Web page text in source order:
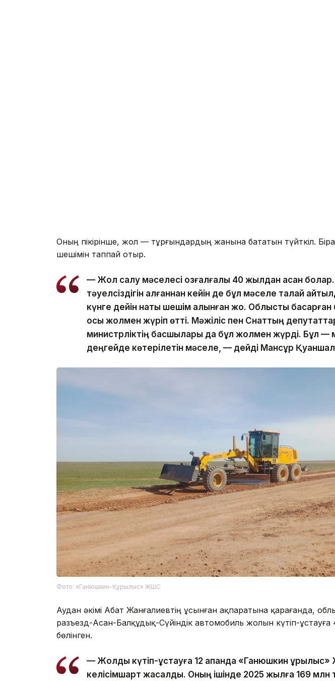
Оның пікірінше, жол — тұрғындардың жанына бататын түйткіл.
шешімін таппай отыр.
— Жол салу мәселесі қозғалғалы 40 жылдан асқан болар.
тәуелсіздігін алғаннан кейін де бұл мәселе талай
күнге дейін нақты шешім алынған жоқ. Облысты басқарған
осы жолмен жүріп өтті. Мәжіліс пен Снаттың
министрліктің басшылары да бұл жолмен жүрді. Бұл —
деңгейде көтерілетін мәселе, — дейді Мансұр
Фото: «Ганюшкин-Құрылыс» ЖШС
Аудан әкімі Абат Жанғалиевтің ұсынған ақпаратына қарағанда,
разъезд-Асан-Балқұдық-Сүйіндік автомобиль жолын күтіп-ұстауға
бөлінген.
— Жолды күтіп-ұстауға 12 ақпанда «Ганюшкин
келісімшарт жасалды. Оның ішінде 2025 жылға 169 млн